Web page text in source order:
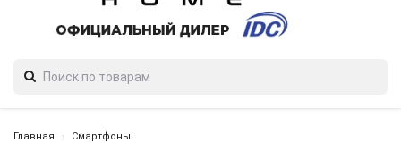
Главная Смартфоны